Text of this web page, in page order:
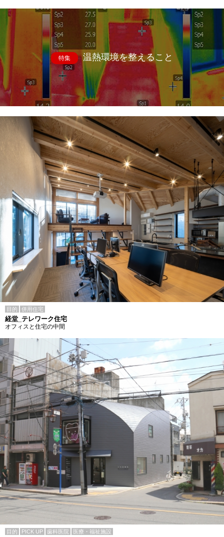
特集 温熱環境を整えること
目的 併用住宅
経堂_テレワーク住宅
オフィスと住宅の中間
目的 PICK UP 歯科医院 医療・福祉施設